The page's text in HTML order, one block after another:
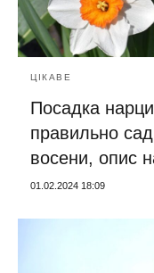
ЦІКАВЕ
Посадка
правильно
восени, опис
01.02.2024 18:09